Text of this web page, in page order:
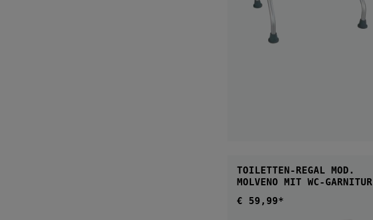
TOILETTEN-REGAL MOD.
MOLVENO MIT WC-GARNITUR
Regulärer Preis:
€ 59,99*